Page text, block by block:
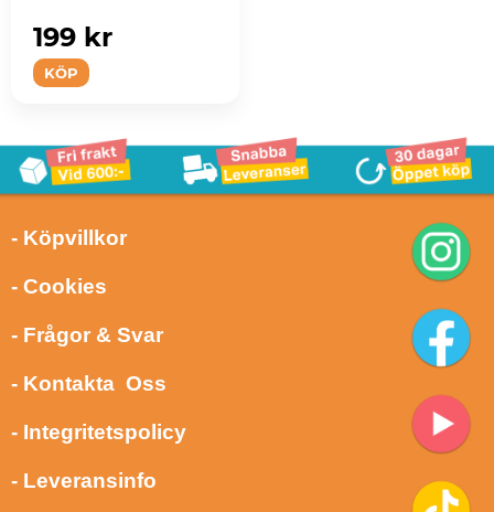
ta...
KÖP
199 kr
- Köpvillkor
- Cookies
- Frågor & Svar
- Kontakta Oss
- Integritetspolicy
- Leveransinfo